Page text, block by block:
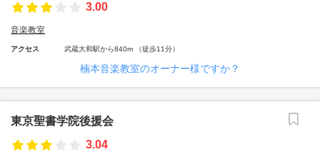
3.00
音楽教室
アクセス 武蔵大和駅から840m （徒歩11分）
楠本音楽教室のオーナー様ですか？
東京聖書学院後援会
3.04